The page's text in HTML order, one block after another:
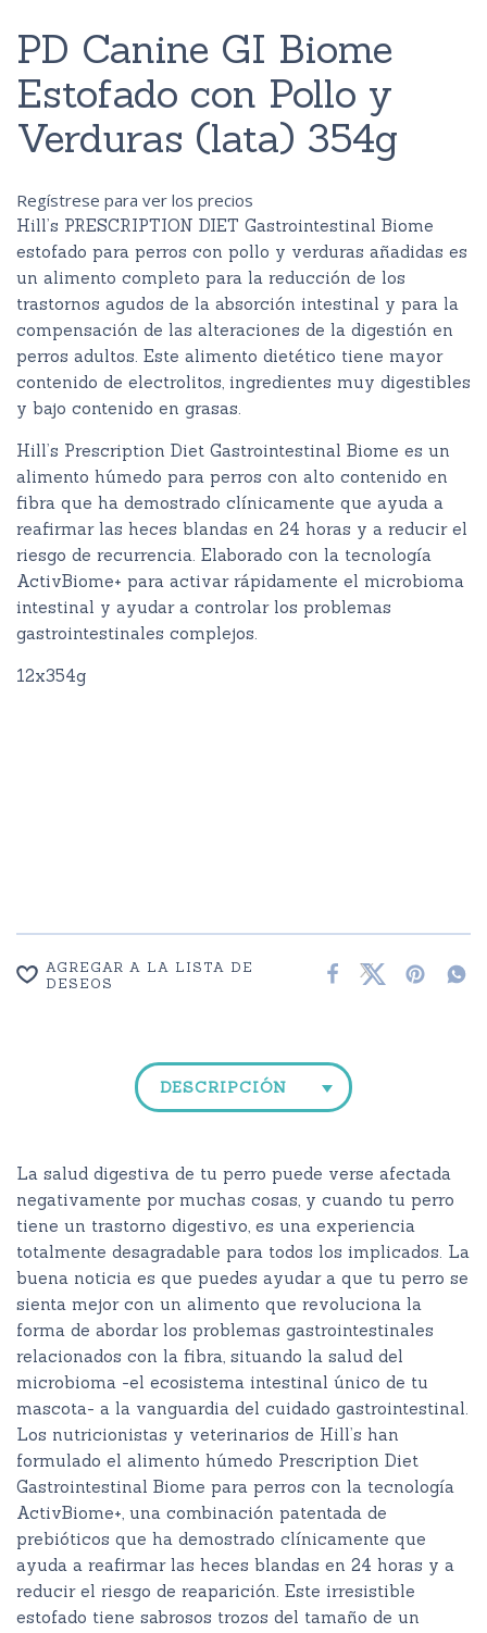
PD Canine GI Biome
Estofado con Pollo y
Verduras (lata) 354g
Regístrese para ver los precios
Hill’s PRESCRIPTION DIET Gastrointestinal Biome
estofado para perros con pollo y verduras añadidas es
un alimento completo para la reducción de los
trastornos agudos de la absorción intestinal y para la
compensación de las alteraciones de la digestión en
perros adultos. Este alimento dietético tiene mayor
contenido de electrolitos, ingredientes muy digestibles
y bajo contenido en grasas.
Hill’s Prescription Diet Gastrointestinal Biome es un
alimento húmedo para perros con alto contenido en
fibra que ha demostrado clínicamente que ayuda a
reafirmar las heces blandas en 24 horas y a reducir el
riesgo de recurrencia. Elaborado con la tecnología
ActivBiome+ para activar rápidamente el microbioma
intestinal y ayudar a controlar los problemas
gastrointestinales complejos.
12x354g
AGREGAR A LA LISTA DE
DESEOS
DESCRIPCIÓN
La salud digestiva de tu perro puede verse afectada
negativamente por muchas cosas, y cuando tu perro
tiene un trastorno digestivo, es una experiencia
totalmente desagradable para todos los implicados. La
buena noticia es que puedes ayudar a que tu perro se
sienta mejor con un alimento que revoluciona la
forma de abordar los problemas gastrointestinales
relacionados con la fibra, situando la salud del
microbioma -el ecosistema intestinal único de tu
mascota- a la vanguardia del cuidado gastrointestinal.
Los nutricionistas y veterinarios de Hill’s han
formulado el alimento húmedo Prescription Diet
Gastrointestinal Biome para perros con la tecnología
ActivBiome+, una combinación patentada de
prebióticos que ha demostrado clínicamente que
ayuda a reafirmar las heces blandas en 24 horas y a
reducir el riesgo de reaparición. Este irresistible
estofado tiene sabrosos trozos del tamaño de un